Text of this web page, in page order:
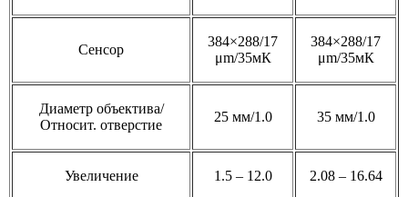
Cенсор
384×288/17
μm/35мК
384×288/17
μm/35мК
Диаметр объектива/
Относит. отверстие
25 мм/1.0 35 мм/1.0
Увеличение 1.5 – 12.0 2.08 – 16.64